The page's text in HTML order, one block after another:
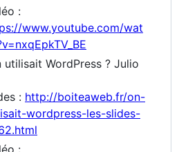
:
www.youtube.com/wat
utilisait WordPress ? Julio
: http://boiteaweb.fr/on-
wordpress-les-slides-
: